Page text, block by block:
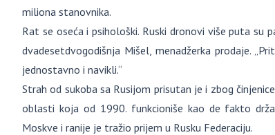
miliona stanovnika.
Rat se oseća i psihološki. Ruski dronovi više puta su
dvadesetdvogodišnja Mišel, menadžerka prodaje.
jednostavno i navikli.“
Strah od sukoba sa Rusijom prisutan je i zbog
oblasti koja od 1990. funkcioniše kao de fakto
Moskve i ranije je tražio prijem u Rusku Federaciju.